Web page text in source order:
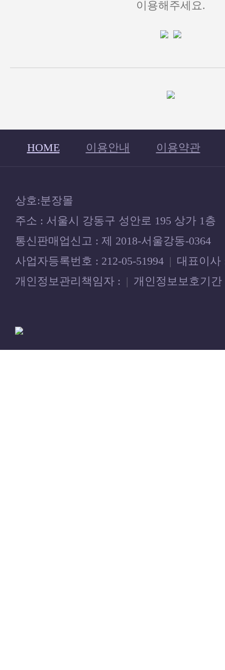
이용해주세요.
HOME 이용안내 이용약관
상호:분장몰
주소 : 서울시 강동구 성안로 195 상가 1층
통신판매업신고 : 제 2018-서울강동-0364
사업자등록번호 : 212-05-51994 | 대표이사
개인정보관리책임자 : | 개인정보보호기